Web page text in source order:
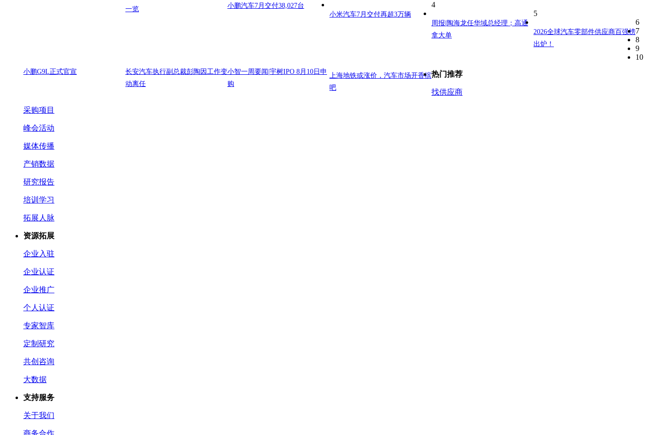
一览
小鹏汽车7月交付38,027台 4
小米汽车7月交付再超3万辆 5
周报|陶海龙任华域总经理；高通
拿大单
6
2026全球汽车零部件供应商百强榜
出炉！
7
小鹏G9L正式官宣
8
长安汽车执行副总裁彭陶因工作变
动离任
9
小智一周要闻|宇树IPO 8月10日申
购
10
上海地铁或涨价，汽车市场开香槟
吧
热门推荐
找供应商
采购项目
峰会活动
媒体传播
产销数据
研究报告
培训学习
拓展人脉
资源拓展
企业入驻
企业认证
企业推广
个人认证
专家智库
定制研究
共创咨询
大数据
支持服务
关于我们
商务合作